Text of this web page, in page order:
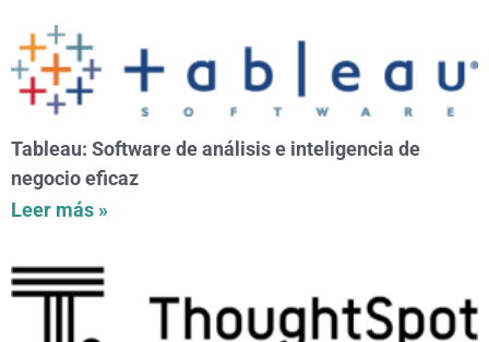
Tableau: Software de análisis e inteligencia de
negocio eficaz
Leer más »